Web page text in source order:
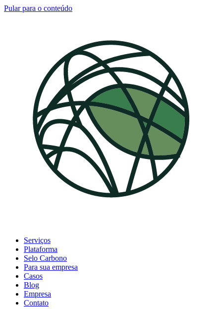
Pular para o conteúdo
Serviços
Plataforma
Selo Carbono
Para sua empresa
Casos
Blog
Empresa
Contato